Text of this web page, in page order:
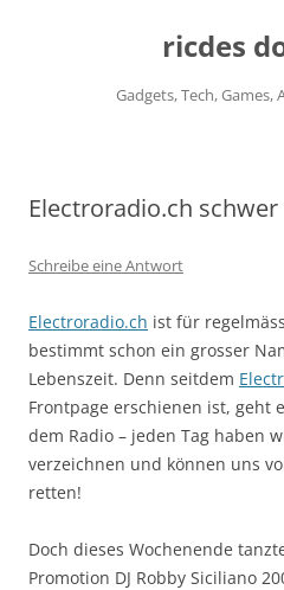
ricdes
Gadgets, Tech,
Electroradio.ch
Schreibe eine Antwort
Electroradio.ch ist für
bestimmt schon ein grosser
Lebenszeit. Denn seitdem
Frontpage erschienen ist, geht
dem Radio – jeden Tag haben
verzeichnen und können uns
retten!
Doch dieses Wochenende
Promotion DJ Robby Siciliano